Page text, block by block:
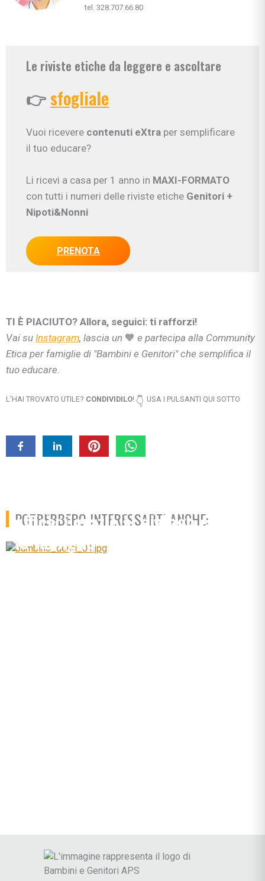
tel. 328.707.66.80
Le riviste etiche da leggere e ascoltare
👉sfogliale
Vuoi ricevere contenuti eXtra per semplificare
il tuo educare?
Li ricevi a casa per 1 anno in MAXI-FORMATO
con tutti i numeri delle riviste etiche Genitori +
Nipoti&Nonni
PRENOTA
TI È PIACIUTO? Allora, seguici: ti rafforzi!
Vai su Instagram, lascia un 🧡 e partecipa alla Community
Etica per famiglie di "Bambini e Genitori" che semplifica il
tuo educare.
L'HAI TROVATO UTILE? CONDIVIDILO! 👇 USA I PULSANTI QUI SOTTO
POTREBBERO INTERESSARTI ANCHE:
efficaci grazie al dialogo con
le famiglie